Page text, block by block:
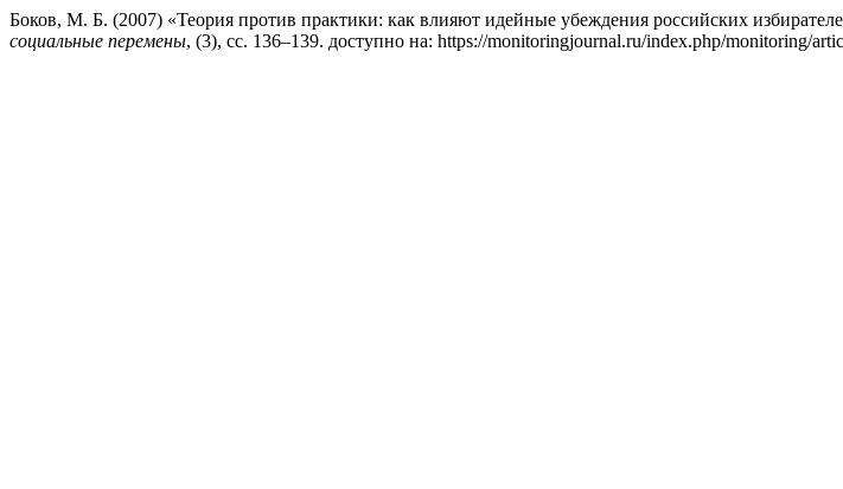
Боков, М. Б. (2007) «Теория против практики: как влияют идейные убеждения российских
социальные перемены, (3), сс. 136–139. доступно на: https://monitoringjournal.ru/index.php/monitoring/